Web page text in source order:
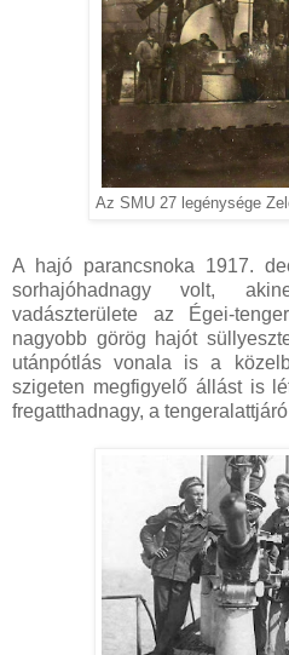
Az SMU 27 legénysége
A hajó parancsnoka 1917.
sorhajóhadnagy volt,
vadászterülete az Égei-
nagyobb görög hajót
utánpótlás vonala is a
szigeten megfigyelő állást is
fregatthadnagy, a